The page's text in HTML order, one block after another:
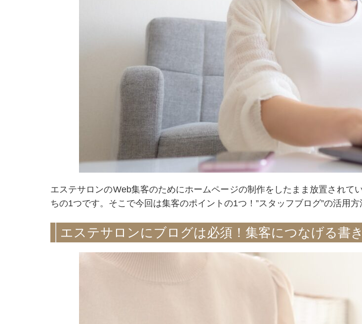
エステサロンのWeb集客のためにホームページの制作をしたまま放置されて
ちの1つです。そこで今回は集客のポイントの1つ！”スタッフブログ”の活用
エステサロンにブログは必須！集客につなげる書